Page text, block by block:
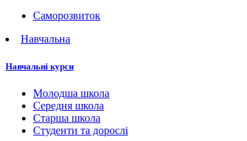
Саморозвиток
Навчальна
Навчальні курси
Молодша школа
Середня школа
Старша школа
Студенти та дорослі